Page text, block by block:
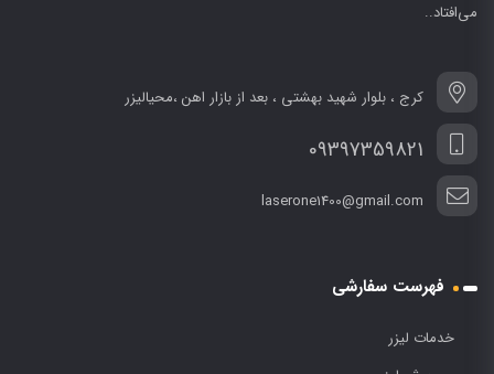
می‌افتاد..
کرج ، بلوار شهید بهشتی ، بعد از بازار اهن ،محیالیزر
09397359821
laserone1400@gmail.com
فهرست سفارشی
خدمات لیزر